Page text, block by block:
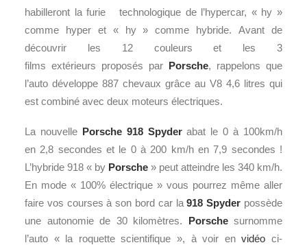
habilleront la furie technologique de l’hypercar, « hy »
comme hyper et « hy » comme hybride. Avant de
découvrir les 12 couleurs et les 3
films extérieurs proposés par Porsche, rappelons que
l’auto développe 887 chevaux grâce au V8 4,6 litres qui
est combiné avec deux moteurs électriques.
La nouvelle Porsche 918 Spyderabat le 0 à 100km/h
en 2,8 secondes et le 0 à 200 km/h en 7,9 secondes !
L’hybride 918 « by Porsche » peut atteindre les 340 km/h.
En mode « 100% électrique » vous pourrez même aller
faire vos courses à son bord car la918 Spyder possède
une autonomie de 30 kilomètres. Porschesurnomme
l’auto « la roquette scientifique », à voir envidéo ci-